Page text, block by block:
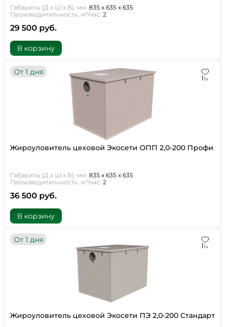
Габариты (Д х Ш х В), мм: 835 х 635 х 635
Производительность, м³/час: 2
29 500 руб.
В корзину
От 1 дня
Жироуловитель цеховой Экосети ОПП 2,0-200 Профи
Габариты (Д х Ш х В), мм: 835 х 635 х 635
Производительность, м³/час: 2
36 500 руб.
В корзину
От 1 дня
Жироуловитель цеховой Экосети ПЭ 2,0-200 Стандарт